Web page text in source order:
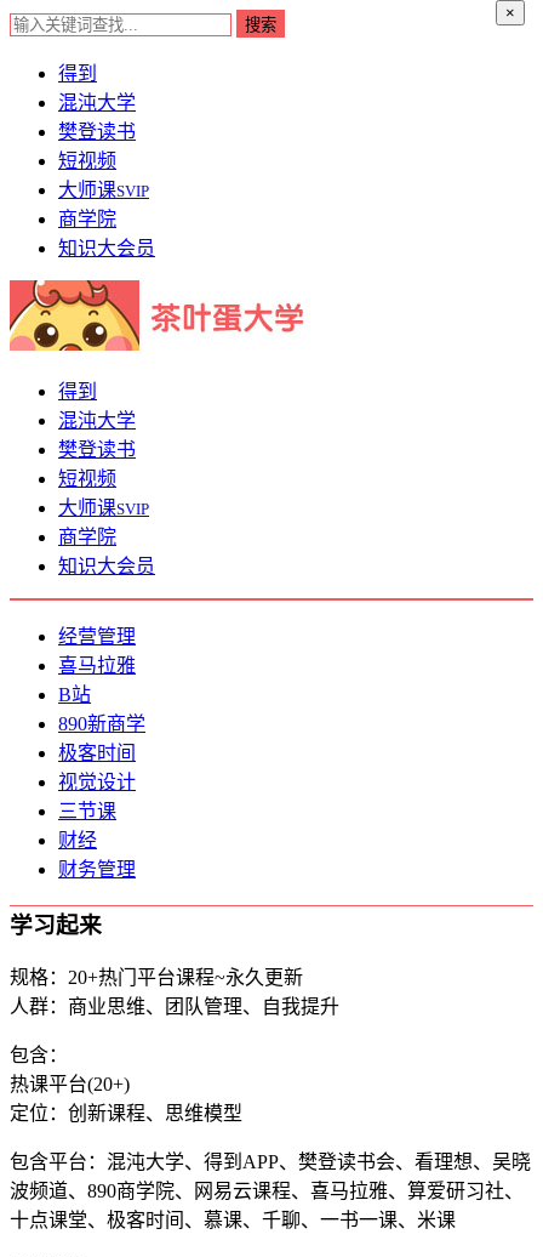
×
得到
混沌大学
樊登读书
短视频
大师课SVIP
商学院
知识大会员
得到
混沌大学
樊登读书
短视频
大师课SVIP
商学院
知识大会员
经营管理
喜马拉雅
B站
890新商学
极客时间
视觉设计
三节课
财经
财务管理
学习起来
规格：20+热门平台课程~永久更新
人群：商业思维、团队管理、自我提升
包含：
热课平台(20+)
定位：创新课程、思维模型
包含平台：混沌大学、得到APP、樊登读书会、看理想、吴晓
波频道、890商学院、网易云课程、喜马拉雅、算爱研习社、
十点课堂、极客时间、慕课、千聊、一书一课、米课